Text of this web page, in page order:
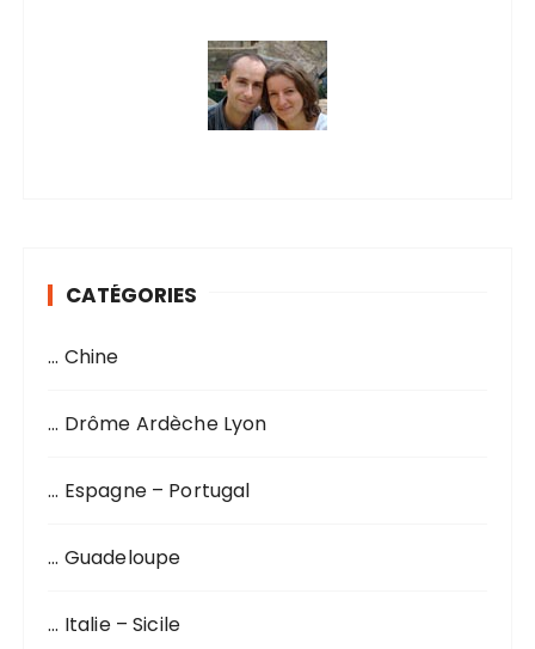
CATÉGORIES
… Chine
… Drôme Ardèche Lyon
… Espagne – Portugal
… Guadeloupe
… Italie – Sicile